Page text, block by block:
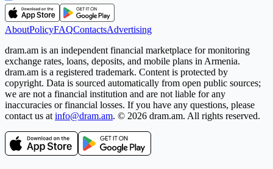
AboutPolicyFAQContactsAdvertising
dram.am is an independent financial marketplace for monitoring
exchange rates, loans, deposits, and mobile plans in Armenia.
dram.am is a registered trademark. Content is protected by
copyright. Data is sourced automatically from open public sources;
we are not a financial institution and are not liable for any
inaccuracies or financial losses. If you have any questions, please
contact us at info@dram.am. © 2026 dram.am. All rights reserved.